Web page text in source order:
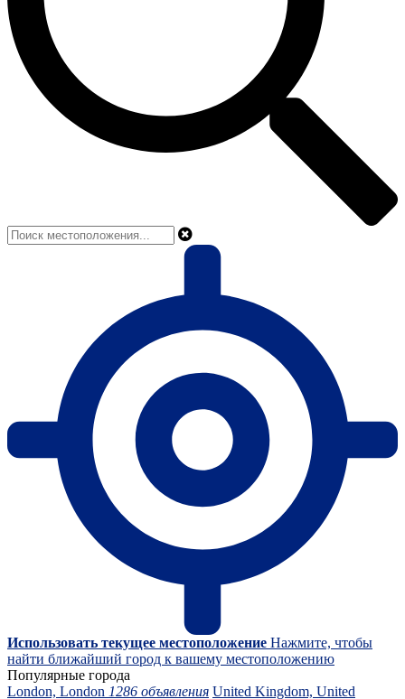
Использовать текущее местоположение Нажмите, чтобы
найти ближайший город к вашему местоположению
Популярные города
London, London 1286 объявления United Kingdom, United